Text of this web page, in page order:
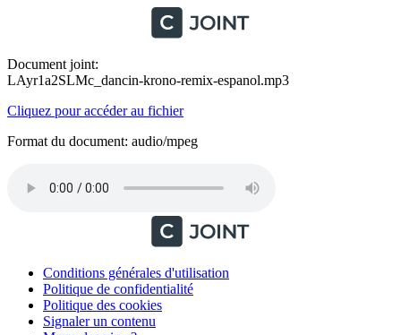
Document joint:
LAyr1a2SLMc_dancin-krono-remix-espanol.mp3
Cliquez pour accéder au fichier
Format du document: audio/mpeg
Conditions générales d'utilisation
Politique de confidentialité
Politique des cookies
Signaler un contenu